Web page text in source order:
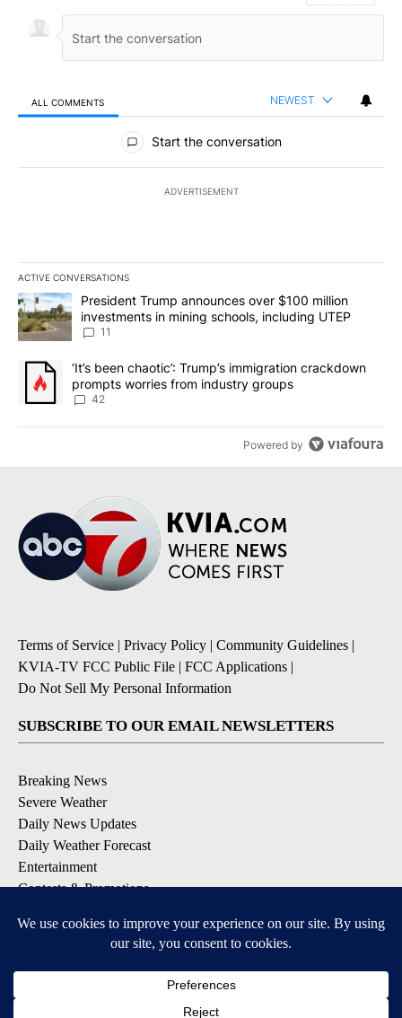
ALL COMMENTS NEWEST
All Comments
Start the conversation
ADVERTISEMENT
ACTIVE CONVERSATIONS
The following is a list of the most commented articles in the last
A trending article titled "President Trump announces over $100
President Trump announces over $100 million
investments in mining schools, including UTEP
11
A trending article titled "‘It’s been chaotic’: Trump’s
‘It’s been chaotic’: Trump’s immigration crackdown
prompts worries from industry groups
42
Powered by
Terms of Service | Privacy Policy | Community Guidelines |
KVIA-TV FCC Public File | FCC Applications |
Do Not Sell My Personal Information
SUBSCRIBE TO OUR EMAIL NEWSLETTERS
Breaking News
Severe Weather
Daily News Updates
Daily Weather Forecast
Entertainment
Contests & Promotions
DOWNLOAD OUR APPS
Available for iOS and Android